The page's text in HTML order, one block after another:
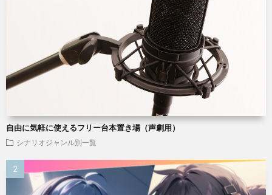
自由に気軽に使えるフリー台本置き場（声劇用）
シナリオジャンル別一覧